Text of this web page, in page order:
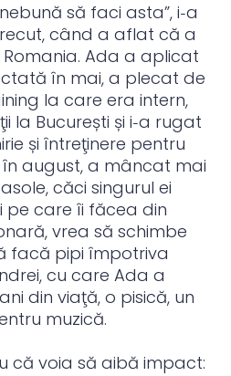
să faci asta”, i‑a
când a aflat că a
Ada a aplicat
în mai, a plecat de
la care era intern,
la București și i‑a rugat
și întreţinere pentru
august, a mâncat mai
căci singurul ei
pe care îi făcea din
vrea să schimbe
facă pipi împotriva
cu care Ada a
din viaţă, o pisică, un
muzică.
că voia să aibă impact: